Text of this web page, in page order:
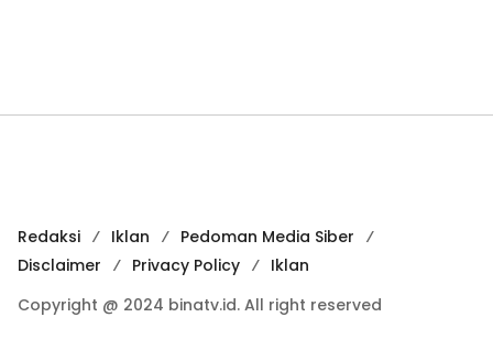
Redaksi Iklan
Pedoman Media Siber
Disclaimer
Privacy Policy
Iklan
Copyright @ 2024 binatv.id. All right reserved